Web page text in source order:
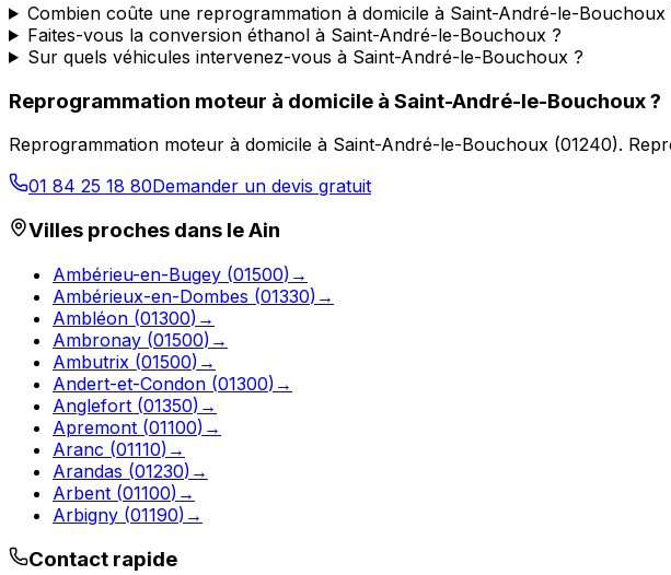
Combien coûte une reprogrammation à domicile à Saint-André-le-Bouchoux
Faites-vous la conversion éthanol à Saint-André-le-Bouchoux ?
Sur quels véhicules intervenez-vous à Saint-André-le-Bouchoux ?
Reprogrammation moteur à domicile à Saint-André-le-Bouchoux?
Reprogrammation moteur à domicile à Saint-André-le-Bouchoux (01240).
01 84 25 18 80Demander un devis gratuit
Villes proches dans leAin
Ambérieu-en-Bugey (01500) →
Ambérieux-en-Dombes (01330) →
Ambléon (01300) →
Ambronay (01500) →
Ambutrix (01500) →
Andert-et-Condon (01300) →
Anglefort (01350) →
Apremont (01100) →
Aranc (01110) →
Arandas (01230) →
Arbent (01100) →
Arbigny (01190) →
Contact rapide